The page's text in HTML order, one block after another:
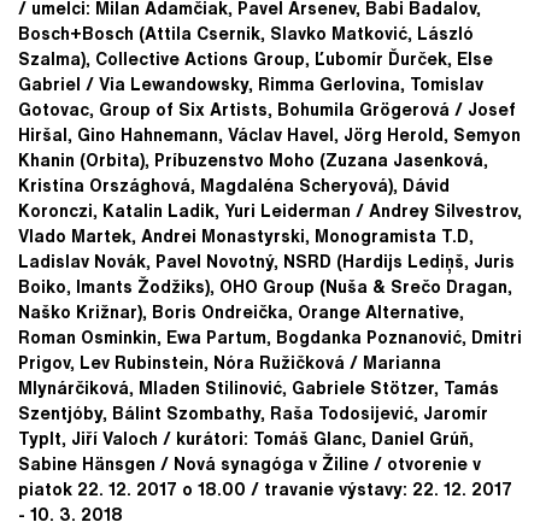
/ umelci: Milan Adamčiak, Pavel Arsenev, Babi Badalov,
Bosch+Bosch (Attila Csernik, Slavko Matković, László
Szalma), Collective Actions Group, Ľubomír Ďurček, Else
Gabriel / Via Lewandowsky, Rimma Gerlovina, Tomislav
Gotovac, Group of Six Artists, Bohumila Grögerová / Josef
Hiršal, Gino Hahnemann, Václav Havel, Jörg Herold, Semyon
Khanin (Orbita), Príbuzenstvo Moho (Zuzana Jasenková,
Kristína Országhová, Magdaléna Scheryová), Dávid
Koronczi, Katalin Ladik, Yuri Leiderman / Andrey Silvestrov,
Vlado Martek, Andrei Monastyrski, Monogramista T.D,
Ladislav Novák, Pavel Novotný, NSRD (Hardijs Lediņš, Juris
Boiko, Imants Žodžiks), OHO Group (Nuša & Srečo Dragan,
Naško Križnar), Boris Ondreička, Orange Alternative,
Roman Osminkin, Ewa Partum, Bogdanka Poznanović, Dmitri
Prigov, Lev Rubinstein, Nóra Ružičková / Marianna
Mlynárčiková, Mladen Stilinović, Gabriele Stötzer, Tamás
Szentjóby, Bálint Szombathy, Raša Todosijević, Jaromír
Typlt, Jiří Valoch / kurátori: Tomáš Glanc, Daniel Grúň,
Sabine Hänsgen / Nová synagóga v Žiline / otvorenie v
piatok 22. 12. 2017 o 18.00 / travanie výstavy: 22. 12. 2017
- 10. 3. 2018